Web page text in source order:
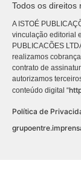
Todos os direitos
A ISTOÉ
vinculação editorial
PUBLICACÕES
realizamos
contrato de
autorizamos
conteúdo digital “
Política de